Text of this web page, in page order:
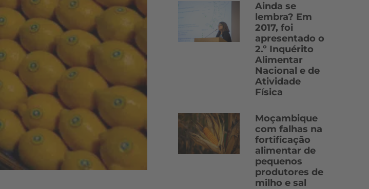
Ainda se
lembra? Em
2017, foi
apresentado o
2.º Inquérito
Alimentar
Nacional e de
Atividade
Física
Moçambique
com falhas na
fortificação
alimentar de
pequenos
produtores de
milho e sal